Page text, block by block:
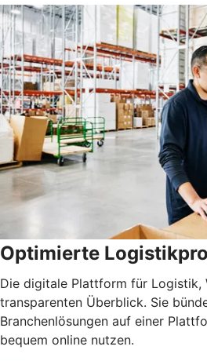
Optimierte
Die digitale Plattform für Logistik,
transparenten Überblick. Sie
Branchenlösungen auf einer
bequem online nutzen.